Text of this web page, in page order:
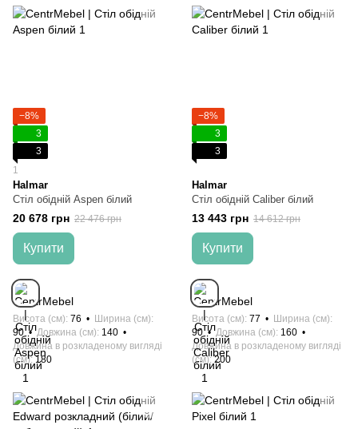
−8%
3
3
1
Halmar
Стіл обідній Aspen білий
20 678 грн 22 476 грн
Купити
Висота (см) 76
Ширина (см)
90
Довжина (см) 140
Довжина в розкладеному вигляді
(см) 180
−8%
3
3
Halmar
Стіл обідній Caliber білий
13 443 грн 14 612 грн
Купити
Висота (см) 77
Ширина (см)
90
Довжина (см) 160
Довжина в розкладеному вигляді
(см) 200